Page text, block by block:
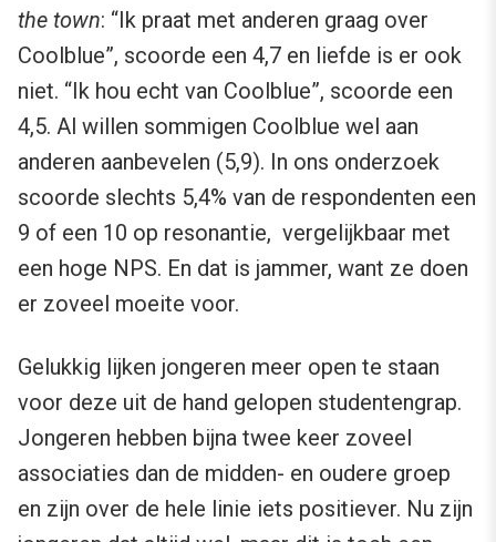
the town: “Ik praat met anderen graag over
Coolblue”, scoorde een 4,7 en liefde is er ook
niet. “Ik hou echt van Coolblue”, scoorde een
4,5. Al willen sommigen Coolblue wel aan
anderen aanbevelen (5,9). In ons onderzoek
scoorde slechts 5,4% van de respondenten een
9 of een 10 op resonantie, vergelijkbaar met
een hoge NPS. En dat is jammer, want ze doen
er zoveel moeite voor.
Gelukkig lijken jongeren meer open te staan
voor deze uit de hand gelopen studentengrap.
Jongeren hebben bijna twee keer zoveel
associaties dan de midden- en oudere groep
en zijn over de hele linie iets positiever. Nu zijn